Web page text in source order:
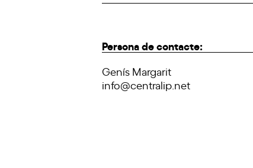
Persona de contacte:
Genís Margarit
info@centralip.net